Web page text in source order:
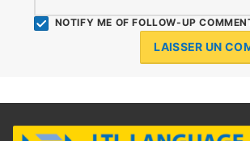
NOTIFY ME OF FOLLOW-UP